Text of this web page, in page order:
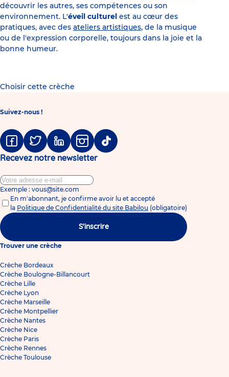
découvrir les autres, ses compétences ou son
environnement. L'éveil culturel est au cœur des
pratiques, avec des ateliers artistiques, de la musique
ou de l'expression corporelle, toujours dans la joie et la
bonne humeur.
Choisir cette crèche
Suivez-nous !
FacebookTwitter LinkedinInstagramTiktok
Recevez notre newsletter
Exemple : vous@site.com
En m'abonnant, je confirme avoir lu et accepté
la Politique de Confidentialité du site Babilou (obligatoire)
S'inscrire
Trouver une crèche
Crèche Bordeaux
Crèche Boulogne-Billancourt
Crèche Lille
Crèche Lyon
Crèche Marseille
Crèche Montpellier
Crèche Nantes
Crèche Nice
Crèche Paris
Crèche Rennes
Crèche Toulouse